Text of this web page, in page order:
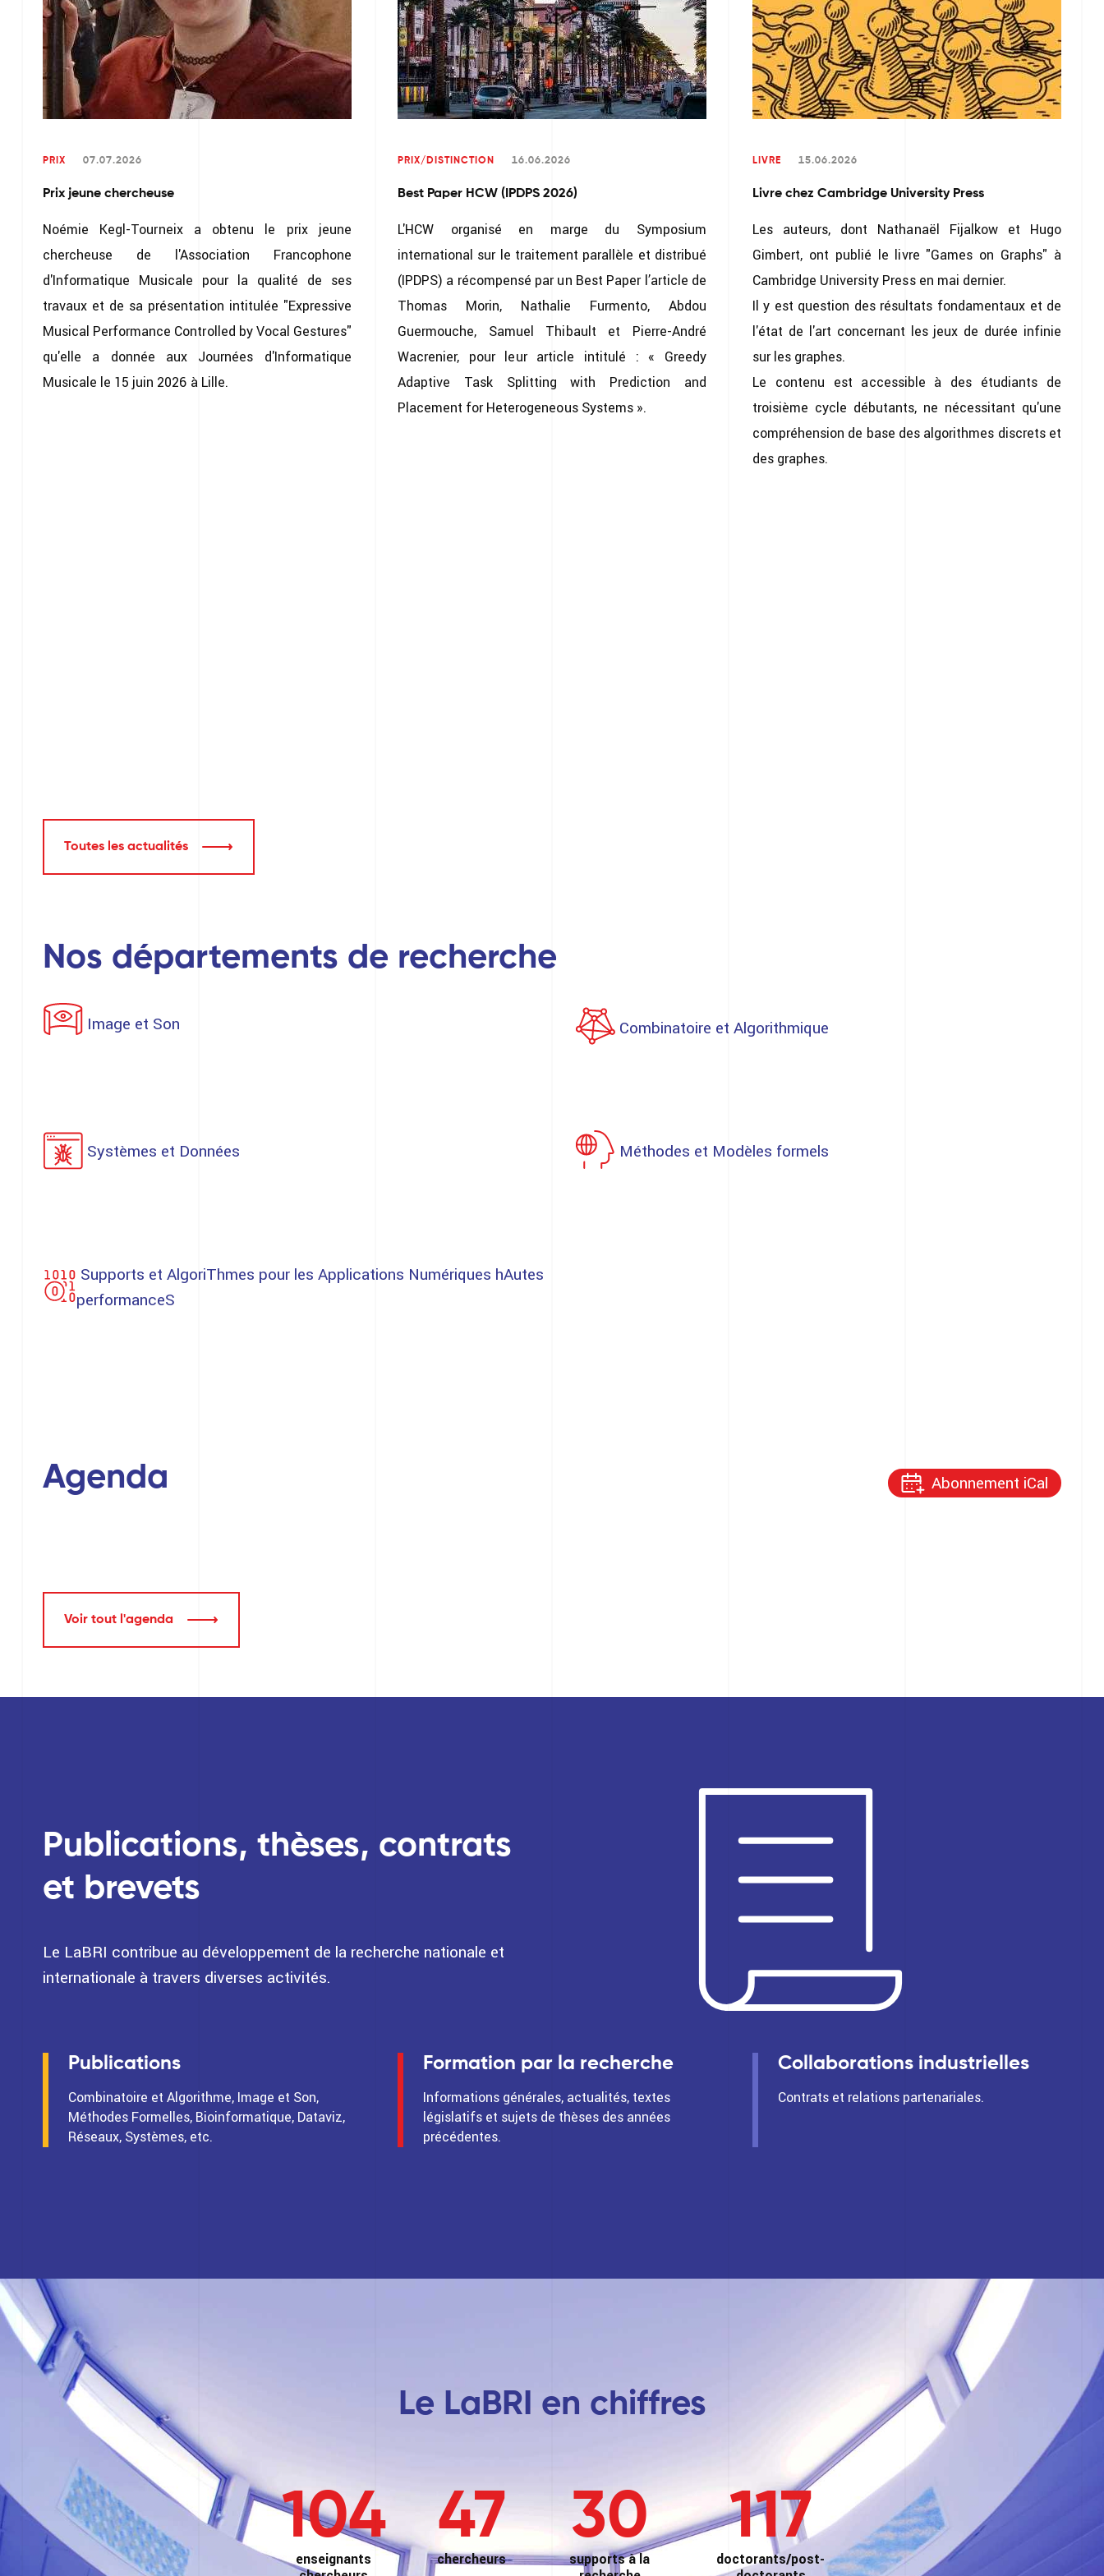
PRIX 07.07.2026
Prix jeune chercheuse
Noémie Kegl-Tourneix a obtenu le prix jeune
chercheuse de l'Association Francophone
d'Informatique Musicale pour la qualité de ses
travaux et de sa présentation intitulée "Expressive
Musical Performance Controlled by Vocal Gestures"
qu'elle a donnée aux Journées d'Informatique
Musicale le 15 juin 2026 à Lille.
PRIX/DISTINCTION 16.06.2026
Best Paper HCW (IPDPS 2026)
L'HCW organisé en marge du Symposium
international sur le traitement parallèle et distribué
(IPDPS) a récompensé par un Best Paper l’article de
Thomas Morin, Nathalie Furmento, Abdou
Guermouche, Samuel Thibault et Pierre-André
Wacrenier, pour leur article intitulé : « Greedy
Adaptive Task Splitting with Prediction and
Placement for Heterogeneous Systems ».
LIVRE 15.06.2026
Livre chez Cambridge University Press
Les auteurs, dont Nathanaël Fijalkow et Hugo
Gimbert, ont publié le livre "Games on Graphs" à
Cambridge University Press en mai dernier.
Il y est question des résultats fondamentaux et de
l'état de l'art concernant les jeux de durée infinie
sur les graphes.
Le contenu est accessible à des étudiants de
troisième cycle débutants, ne nécessitant qu'une
compréhension de base des algorithmes discrets et
des graphes.
Toutes les actualités
Nos départements de recherche
Image et Son Combinatoire et Algorithmique
Systèmes et Données Méthodes et Modèles formels
Supports et AlgoriThmes pour les Applications Numériques hAutes
performanceS
Agenda Abonnement iCal
Voir tout l'agenda
Publications, thèses, contrats
et brevets
Le LaBRI contribue au développement de la recherche nationale et
internationale à travers diverses activités.
Publications
Combinatoire et Algorithme, Image et Son,
Méthodes Formelles, Bioinformatique, Dataviz,
Réseaux, Systèmes, etc.
Formation par la recherche
Informations générales, actualités, textes
législatifs et sujets de thèses des années
précédentes.
Collaborations industrielles
Contrats et relations partenariales.
Le LaBRI en chiffres
104
enseignants
47
chercheurs
30
supports à la
117
doctorants/post-